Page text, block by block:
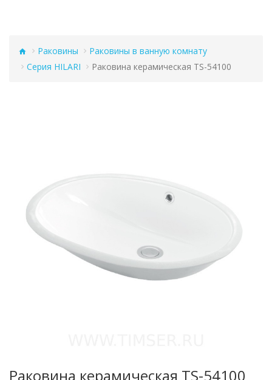
Раковины
Раковины в ванную комнату
Серия HILARI
Раковина керамическая TS-54100
Раковина керамическая TS-54100